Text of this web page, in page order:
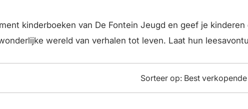
kinderboeken van De Fontein Jeugd en geef je
wereld van verhalen tot leven. Laat hun
Sorteer op: Best verkopende